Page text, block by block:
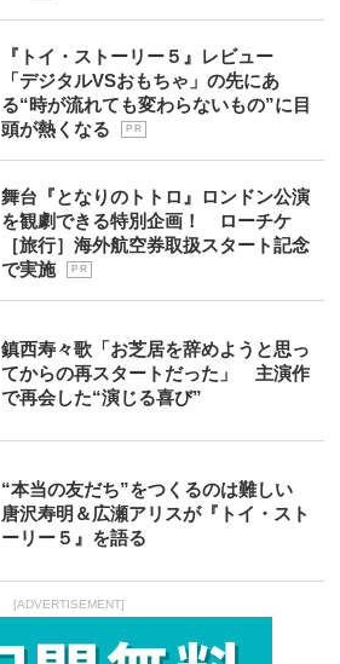
『トイ・ストーリー５』レビュー
「デジタルVSおもちゃ」の先にあ
る“時が流れても変わらないもの”に目
頭が熱くなる
P R
舞台『となりのトトロ』ロンドン公演
を観劇できる特別企画！ ローチケ
［旅行］海外航空券取扱スタート記念
で実施
P R
鎮西寿々歌「お芝居を辞めようと思っ
てからの再スタートだった」 主演作
で再会した“演じる喜び”
“本当の友だち”をつくるのは難しい
唐沢寿明＆広瀬アリスが『トイ・スト
ーリー５』を語る
[ADVERTISEMENT]